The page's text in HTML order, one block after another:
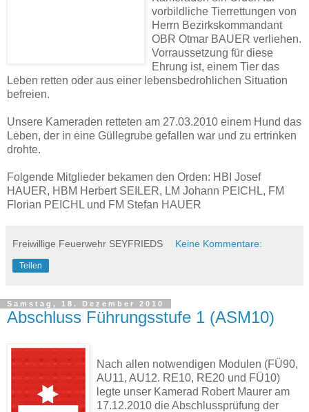
vorbildliche Tierrettungen von
Herrn Bezirkskommandant
OBR Otmar BAUER verliehen.
Vorraussetzung für diese
Ehrung ist, einem Tier das
Leben retten oder aus einer lebensbedrohlichen Situation
befreien.
Unsere Kameraden retteten am 27.03.2010 einem Hund das
Leben, der in eine Güllegrube gefallen war und zu ertrinken
drohte.
Folgende Mitglieder bekamen den Orden: HBI Josef
HAUER, HBM Herbert SEILER, LM Johann PEICHL, FM
Florian PEICHL und FM Stefan HAUER
Freiwillige Feuerwehr SEYFRIEDS Keine Kommentare:
Teilen
Samstag, 18. Dezember 2010
Abschluss Führungsstufe 1 (ASM10)
Nach allen notwendigen Modulen (FÜ90,
AU11, AU12. RE10, RE20 und FÜ10)
legte unser Kamerad Robert Maurer am
17.12.2010 die Abschlussprüfung der